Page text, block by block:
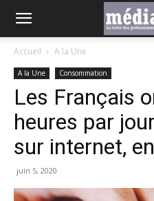
Accueil A la Une
A la Une Consommation
Les Français
heures par
sur internet,
juin 5, 2020